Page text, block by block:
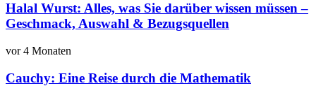
Halal Wurst: Alles, was Sie darüber wissen müssen –
Geschmack, Auswahl & Bezugsquellen
vor 4 Monaten
Cauchy: Eine Reise durch die Mathematik